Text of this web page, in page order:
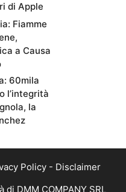
di Apple
Fiamme
a Causa
60mila
l’integrità
la
Policy - Disclaimer
DMM COMPANY SRL